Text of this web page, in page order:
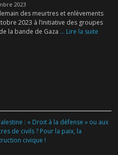
2023
des meurtres et enlèvements
2023 à l’initiative des groupes
la bande de Gaza ... Lire la suite
: « Droit à la défense » ou aux
de civils ? Pour la paix, la
civique !